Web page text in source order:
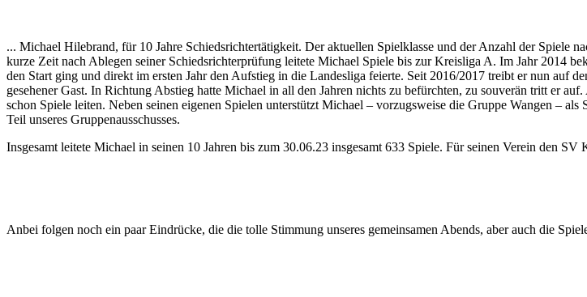
... Michael Hilebrand, für 10 Jahre Schiedsrichtertätigkeit. Der aktuellen Spielklasse und der Anzahl der Spiele
kurze Zeit nach Ablegen seiner Schiedsrichterprüfung leitete Michael Spiele bis zur Kreisliga A. Im Jahr 2014
den Start ging und direkt im ersten Jahr den Aufstieg in die Landesliga feierte. Seit 2016/2017 treibt er nun auf
gesehener Gast. In Richtung Abstieg hatte Michael in all den Jahren nichts zu befürchten, zu souverän tritt er
schon Spiele leiten. Neben seinen eigenen Spielen unterstützt Michael – vorzugsweise die Gruppe Wangen –
Teil unseres Gruppenausschusses.
Insgesamt leitete Michael in seinen 10 Jahren bis zum 30.06.23 insgesamt 633 Spiele. Für seinen Verein den
Anbei folgen noch ein paar Eindrücke, die die tolle Stimmung unseres gemeinsamen Abends, aber auch die